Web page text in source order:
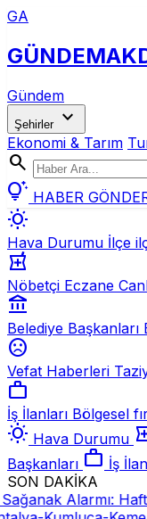
GA
GÜNDEM
Gündem
Şehirler expand_more
Ekonomi & Tarım
search
tips_and_updates HABER
wb_sunny
Hava Durumu İlçe
local_pharmacy
Nöbetçi Eczane
account_balance
Belediye Başkanları
sentiment_dissatisfied
Vefat Haberleri
work
İş İlanları Bölgesel
wb_sunny Hava Durumu
Başkanları work İş
SON DAKİKA
Alarmı: